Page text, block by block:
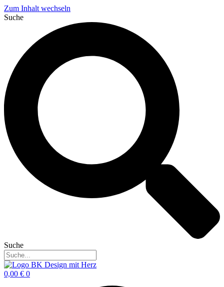
Zum Inhalt wechseln
Suche
Suche
0,00 € 0